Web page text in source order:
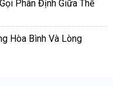
Phân Định Giữa Thế
Hòa Bình Và Lòng